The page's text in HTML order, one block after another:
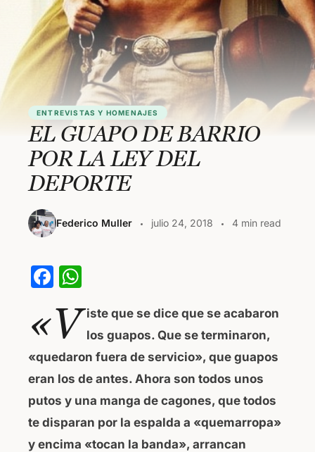
ENTREVISTAS Y HOMENAJES
EL GUAPO DE BARRIO
POR LA LEY DEL
DEPORTE
Federico Muller julio 24, 2018 4 min read
F
c
e
b
o
o
k
at
s
A
p
p
«V iste que se dice que se acabaron
los guapos. Que se terminaron,
«quedaron fuera de servicio», que guapos
eran los de antes. Ahora son todos unos
putos y una manga de cagones, que todos
te disparan por la espalda a «quemarropa»
y encima «tocan la banda», arrancan